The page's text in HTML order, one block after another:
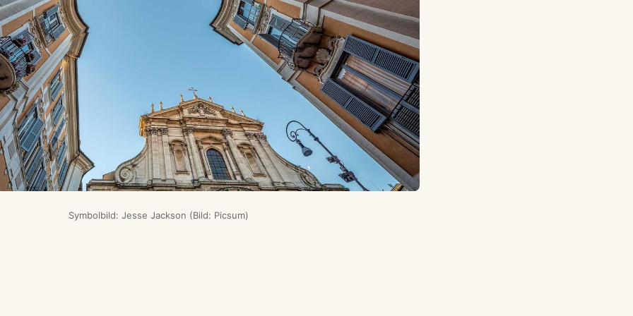
Symbolbild: Jesse Jackson (Bild: Picsum)